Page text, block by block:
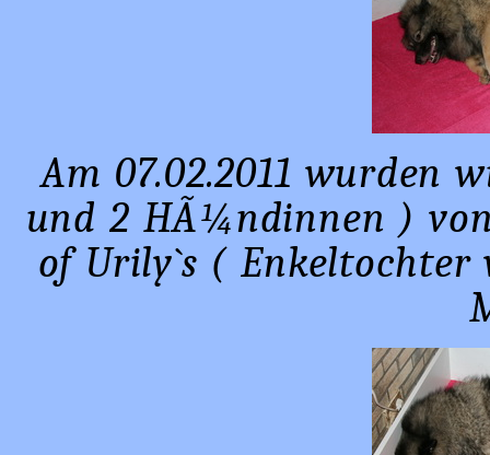
Am 07.02.2011 wurden
und 2 HÃ¼ndinnen )
of Urily`s (